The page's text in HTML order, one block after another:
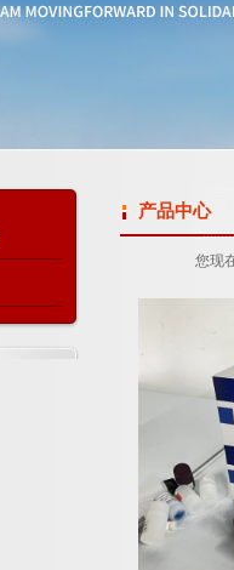
产品中心
您现